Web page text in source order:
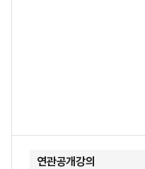
연관공개강의